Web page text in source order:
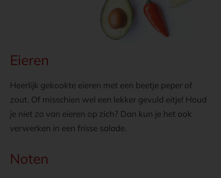
Eieren
Heerlijk gekookte eieren met een beetje peper of
zout. Of misschien wel een lekker gevuld eitje! Houd
je niet zo van eieren op zich? Dan kun je het ook
verwerken in een frisse salade.
Noten